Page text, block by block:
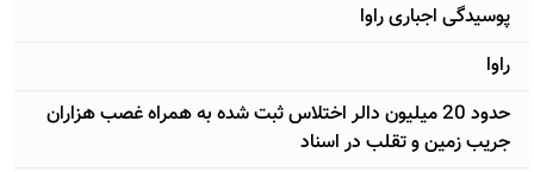
پوسيدگی اجباری راوا
راوا
حدود 20 ميليون دالر اختلاس ثبت شده به همراه غصب هزاران
جريب زمين و تقلب در اسناد